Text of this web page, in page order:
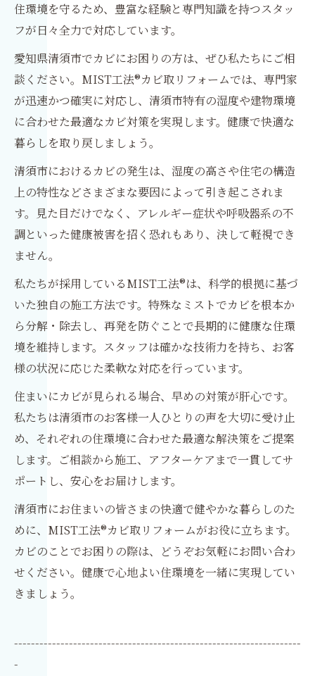
住環境を守るため、豊富な経験と専門知識を持つスタッ
フが日々全力で対応しています。
愛知県清須市でカビにお困りの方は、ぜひ私たちにご相
談ください。MIST工法®カビ取リフォームでは、専門家
が迅速かつ確実に対応し、清須市特有の湿度や建物環境
に合わせた最適なカビ対策を実現します。健康で快適な
暮らしを取り戻しましょう。
清須市におけるカビの発生は、湿度の高さや住宅の構造
上の特性などさまざまな要因によって引き起こされま
す。見た目だけでなく、アレルギー症状や呼吸器系の不
調といった健康被害を招く恐れもあり、決して軽視でき
ません。
私たちが採用しているMIST工法®は、科学的根拠に基づ
いた独自の施工方法です。特殊なミストでカビを根本か
ら分解・除去し、再発を防ぐことで長期的に健康な住環
境を維持します。スタッフは確かな技術力を持ち、お客
様の状況に応じた柔軟な対応を行っています。
住まいにカビが見られる場合、早めの対策が肝心です。
私たちは清須市のお客様一人ひとりの声を大切に受け止
め、それぞれの住環境に合わせた最適な解決策をご提案
します。ご相談から施工、アフターケアまで一貫してサ
ポートし、安心をお届けします。
清須市にお住まいの皆さまの快適で健やかな暮らしのた
めに、MIST工法®カビ取リフォームがお役に立ちます。
カビのことでお困りの際は、どうぞお気軽にお問い合わ
せください。健康で心地よい住環境を一緒に実現してい
きましょう。
--------------------------------------------------------------------
-